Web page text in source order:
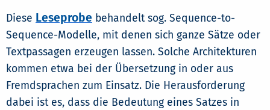
Diese Leseprobe behandelt sog. Sequence-to-
Sequence-Modelle, mit denen sich ganze Sätze oder
Textpassagen erzeugen lassen. Solche Architekturen
kommen etwa bei der Übersetzung in oder aus
Fremdsprachen zum Einsatz. Die Herausforderung
dabei ist es, dass die Bedeutung eines Satzes in